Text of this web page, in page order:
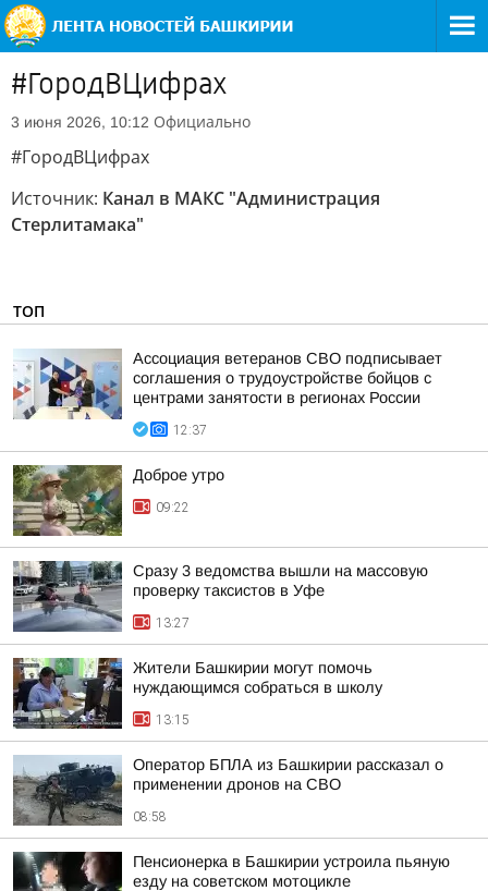
#ГородВЦифрах
3 июня 2026, 10:12 Официально
#ГородВЦифрах
Источник: Канал в МАКС "Администрация
Стерлитамака"
ТОП
Ассоциация ветеранов СВО подписывает
соглашения о трудоустройстве бойцов с
центрами занятости в регионах России
12:37
Доброе утро
09:22
Сразу 3 ведомства вышли на массовую
проверку таксистов в Уфе
13:27
Жители Башкирии могут помочь
нуждающимся собраться в школу
13:15
Оператор БПЛА из Башкирии рассказал о
применении дронов на СВО
08:58
Пенсионерка в Башкирии устроила пьяную
езду на советском мотоцикле